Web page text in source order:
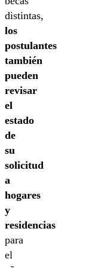
distintas,
los
postulantes
también
pueden
revisar
el
estado
de
su
solicitud
a
hogares
y
residencias
para
el